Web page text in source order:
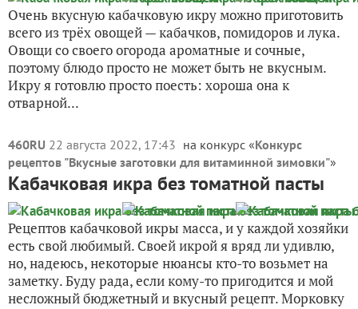
Очень вкусную кабачковую икру можно приготовить
всего из трёх овощей — кабачков, помидоров и лука.
Овощи со своего огорода ароматные и сочные,
поэтому блюдо просто не может быть не вкусным.
Икру я готовлю просто поесть: хороша она к
отварной...
460RU 22 августа 2022, 17:43 на конкурс «Конкурс
рецептов "Вкусные заготовки для витаминной зимовки"»
Кабачковая икра без томатной пасты
Рецептов кабачковой икры масса, и у каждой хозяйки
есть свой любимый. Своей икрой я вряд ли удивлю,
но, надеюсь, некоторые нюансы кто-то возьмет на
заметку. Буду рада, если кому-то пригодится и мой
несложный бюджетный и вкусный рецепт. Морковку